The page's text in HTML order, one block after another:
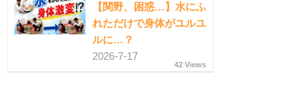
【関野、困惑…】水にふ
れただけで身体がユルユ
ルに…？
2026-7-17
42 Views